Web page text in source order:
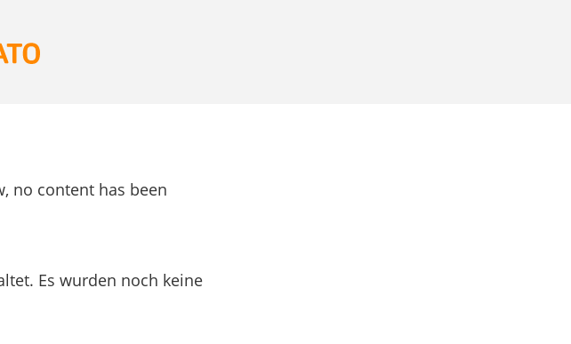
no content has been
Es wurden noch keine